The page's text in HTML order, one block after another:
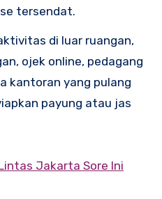
tersendat.
di luar ruangan,
ojek online, pedagang
kantoran yang pulang
payung atau jas
Jakarta Sore Ini